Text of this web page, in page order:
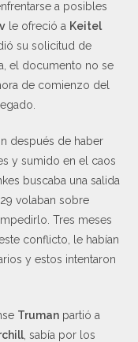
a posibles
le ofreció a Keitel
su solicitud de
el documento no se
de comienzo del
después de haber
y sumido en el caos
buscaba una salida
volaban sobre
Tres meses
conflicto, le habían
y estos intentaron
Truman partió a
, sabía por los